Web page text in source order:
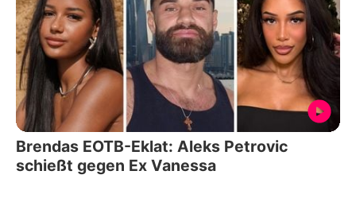
Brendas EOTB-Eklat: Aleks Petrovic
schießt gegen Ex Vanessa